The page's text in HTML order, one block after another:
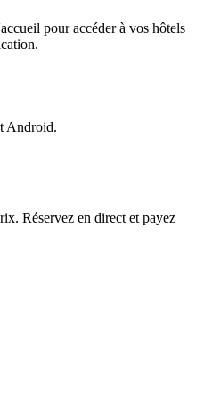
pour accéder à vos hôtels
Android.
Réservez en direct et payez